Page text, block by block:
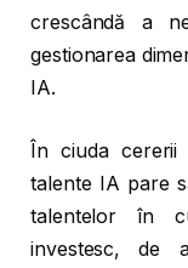
crescândă a
gestionarea
IA.
În ciuda cererii
talente IA pare
talentelor în
investesc, de